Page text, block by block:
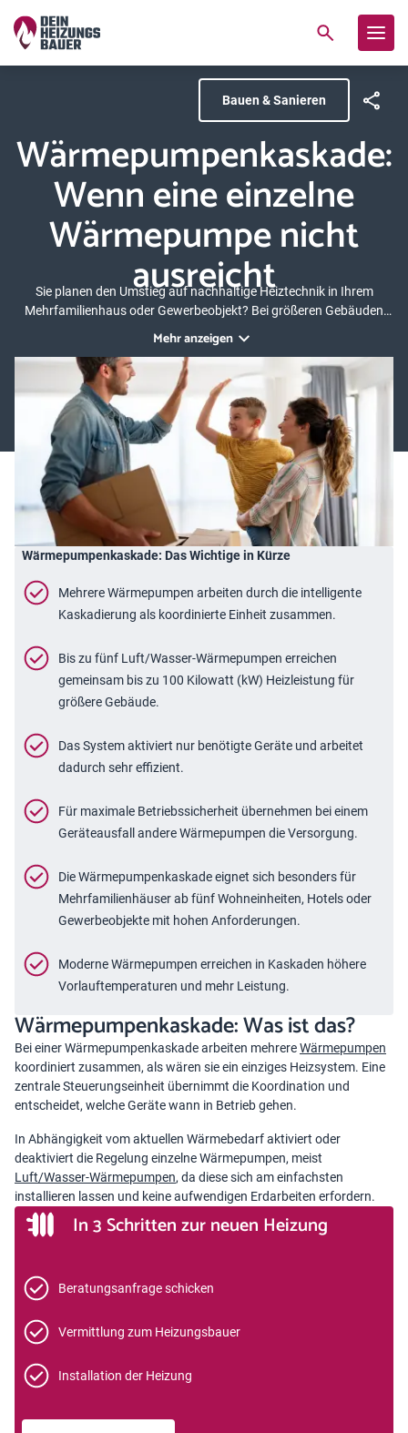
Bauen & Sanieren
Wärmepumpenkaskade:
Wenn eine einzelne
Wärmepumpe nicht
ausreicht
Sie planen den Umstieg auf nachhaltige Heiztechnik in Ihrem
Mehrfamilienhaus oder Gewerbeobjekt? Bei größeren Gebäuden
eine Wärmepumpenkaskade: Mehrere Geräte arbeiten koordiniert
zusammen und erreichen gemeinsam die benötigte Heizleistung.
Mehr anzeigen
Wärmepumpenkaskade: Das Wichtige in Kürze
Mehrere Wärmepumpen arbeiten durch die intelligente
Kaskadierung als koordinierte Einheit zusammen.
Bis zu fünf Luft/Wasser-Wärmepumpen erreichen
gemeinsam bis zu 100 Kilowatt (kW) Heizleistung für
größere Gebäude.
Das System aktiviert nur benötigte Geräte und arbeitet
dadurch sehr effizient.
Für maximale Betriebssicherheit übernehmen bei einem
Geräteausfall andere Wärmepumpen die Versorgung.
Die Wärmepumpenkaskade eignet sich besonders für
Mehrfamilienhäuser ab fünf Wohneinheiten, Hotels oder
Gewerbeobjekte mit hohen Anforderungen.
Moderne Wärmepumpen erreichen in Kaskaden höhere
Vorlauftemperaturen und mehr Leistung.
Wärmepumpenkaskade: Was ist das?
Bei einer Wärmepumpenkaskade arbeiten mehrereWärmepumpen
koordiniert zusammen, als wären sie ein einziges Heizsystem. Eine
zentrale Steuerungseinheit übernimmt die Koordination und
entscheidet, welche Geräte wann in Betrieb gehen.
In Abhängigkeit vom aktuellen Wärmebedarf aktiviert oder
deaktiviert die Regelung einzelne Wärmepumpen, meist
Luft/Wasser-Wärmepumpen, da diese sich am einfachsten
installieren lassen und keine aufwendigen Erdarbeiten erfordern.
In 3 Schritten zur neuen Heizung
Beratungsanfrage schicken
Vermittlung zum Heizungsbauer
Installation der Heizung